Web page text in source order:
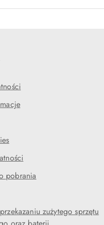
pobrania
zużytego sprzętu